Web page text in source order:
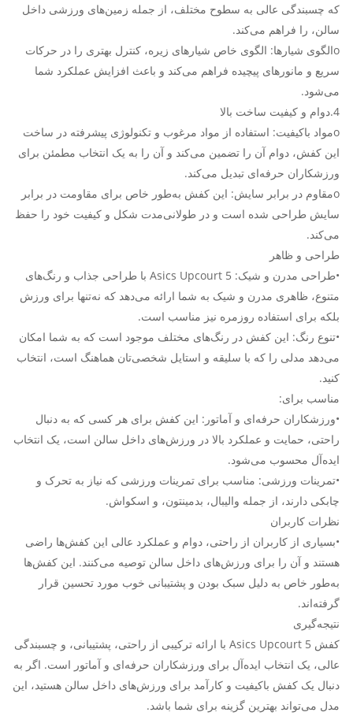
که چسبندگی عالی به سطوح مختلف، از جمله زمین‌های ورزشی داخل
سالن، را فراهم می‌کند.
oالگوی شیارها: الگوی خاص شیارهای زیره، کنترل بهتری را در حرکات
سریع و مانورهای پیچیده فراهم می‌کند و باعث افزایش عملکرد شما
می‌شود.
4.دوام و کیفیت ساخت بالا
oمواد باکیفیت: استفاده از مواد مرغوب و تکنولوژی پیشرفته در ساخت
این کفش، دوام آن را تضمین می‌کند و آن را به یک انتخاب مطمئن برای
ورزشکاران حرفه‌ای تبدیل می‌کند.
oمقاوم در برابر سایش: این کفش به‌طور خاص برای مقاومت در برابر
سایش طراحی شده است و در طولانی‌مدت شکل و کیفیت خود را حفظ
می‌کند.
طراحی و ظاهر
•طراحی مدرن و شیک: Asics Upcourt 5 با طراحی جذاب و رنگ‌های
متنوع، ظاهری مدرن و شیک به شما ارائه می‌دهد که نه‌تنها برای ورزش
بلکه برای استفاده روزمره نیز مناسب است.
•تنوع رنگ: این کفش در رنگ‌های مختلف موجود است که به شما امکان
می‌دهد مدلی را که با سلیقه و استایل شخصی‌تان هماهنگ است، انتخاب
کنید.
مناسب برای:
•ورزشکاران حرفه‌ای و آماتور: این کفش برای هر کسی که به دنبال
راحتی، حمایت و عملکرد بالا در ورزش‌های داخل سالن است، یک انتخاب
ایده‌آل محسوب می‌شود.
•تمرینات ورزشی: مناسب برای تمرینات ورزشی که نیاز به تحرک و
چابکی دارند، از جمله والیبال، بدمینتون، و اسکواش.
نظرات کاربران
•بسیاری از کاربران از راحتی، دوام و عملکرد عالی این کفش‌ها راضی
هستند و آن را برای ورزش‌های داخل سالن توصیه می‌کنند. این کفش‌ها
به‌طور خاص به دلیل سبک بودن و پشتیبانی خوب مورد تحسین قرار
گرفته‌اند.
نتیجه‌گیری
کفش Asics Upcourt 5 با ارائه ترکیبی از راحتی، پشتیبانی، و چسبندگی
عالی، یک انتخاب ایده‌آل برای ورزشکاران حرفه‌ای و آماتور است. اگر به
دنبال یک کفش باکیفیت و کارآمد برای ورزش‌های داخل سالن هستید، این
مدل می‌تواند بهترین گزینه برای شما باشد.